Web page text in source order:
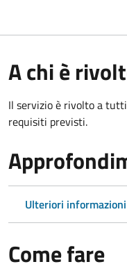
A chi è
Il servizio è rivolto a
requisiti previsti.
Ulteriori informazioni
Come fare